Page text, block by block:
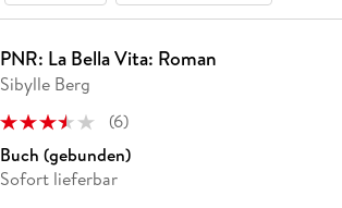
PNR: La Bella Vita: Roman
Sibylle Berg
(6)
Buch (gebunden)
Sofort lieferbar